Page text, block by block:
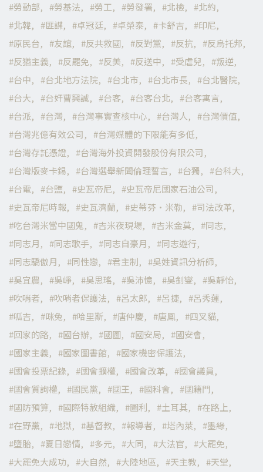
勞動部
勞基法 勞工 勞發署 北檢
北約
北韓
匪諜 卓冠廷 卓榮泰 卡舒吉
印尼
原民台
友誼 反共救國 反對黨 反抗
反烏托邦
反猶主義
反罷免 反美 反送中 受虐兒
叛逆
台中
台北地方法院 台北市 台北市長
台北醫院
台大
台奸曹興誠 台客 台客台北
台客寓言
台派
台灣 台灣事實查核中心 台灣人
台灣價值
台灣兆億有效公司
台灣媒體的下限能有多低
台灣存託憑證
台灣海外投資開發股份有限公司
台灣版麥卡錫
台灣選舉新聞倫理誓言 台獨
台科大
台電
台鹽 史瓦帝尼
史瓦帝尼國家石油公司
史瓦帝尼時報
史瓦濟蘭 史蒂芬·米勒
司法改革
吃台灣米當中國鬼
吉米夜現場 吉米金莫
同志
同志月
同志歌手 同志自豪月
同志遊行
同志驕傲月
同性戀 君主制
吳姓資訊分析師
吳宜農
吳崢 吳思瑤 吳沛憶 吳釗燮
吳靜怡
吹哨者
吹哨者保護法 呂太郎 呂捷
呂秀蓮
呱吉
咪兔 哈里斯 唐仲慶 唐鳳
四叉貓
回家的路
國台辦 國圖 國安局
國安會
國家主義
國家圖書館
國家機密保護法
國會投票紀錄
國會擴權 國會改革
國會議員
國會質詢權
國民黨 國王 國科會
國籍門
國防預算
國際特赦組織 圖利 土耳其
在路上
在野黨
地獄 基督教 報導者 塔內萊
墨綠
墮胎
夏日戀情 多元 大同 大法官
大罷免
大罷免大成功
大自然 大陸地區 天主教
天堂